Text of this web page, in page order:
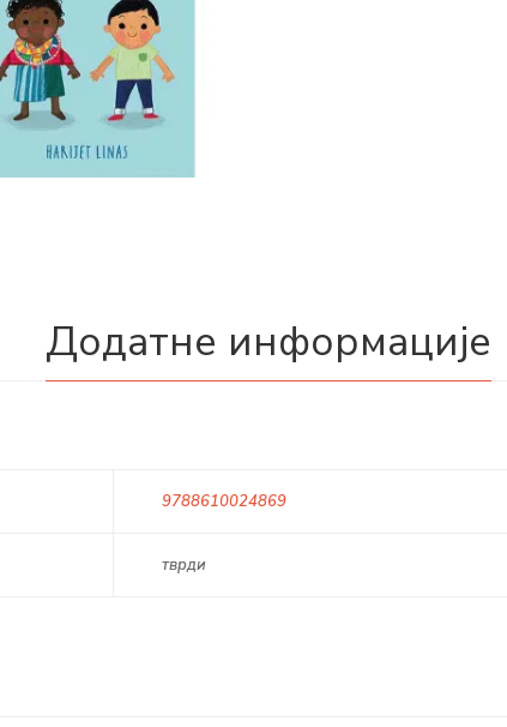
Додатне информације
9788610024869
тврди